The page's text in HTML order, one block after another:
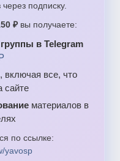
подписку.
₽ вы получаете:
в Telegram
, включая все, что
сайте
материалов в
по ссылке:
yavosp